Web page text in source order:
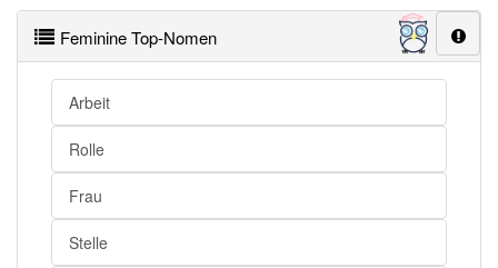
Schaden
Raum
Rand
Kampf
Vertrag
Feminine Top-Nomen
Arbeit
Rolle
Frau
Stelle